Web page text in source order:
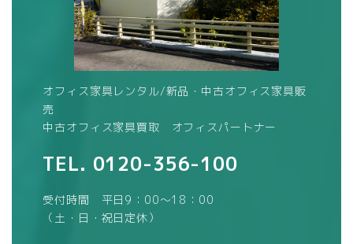
オフィス家具レンタル/新品・中古オフィス家具販
売
中古オフィス家具買取 オフィスパートナー
TEL. 0120-356-100
受付時間 平日9：00～18：00
（土・日・祝日定休）